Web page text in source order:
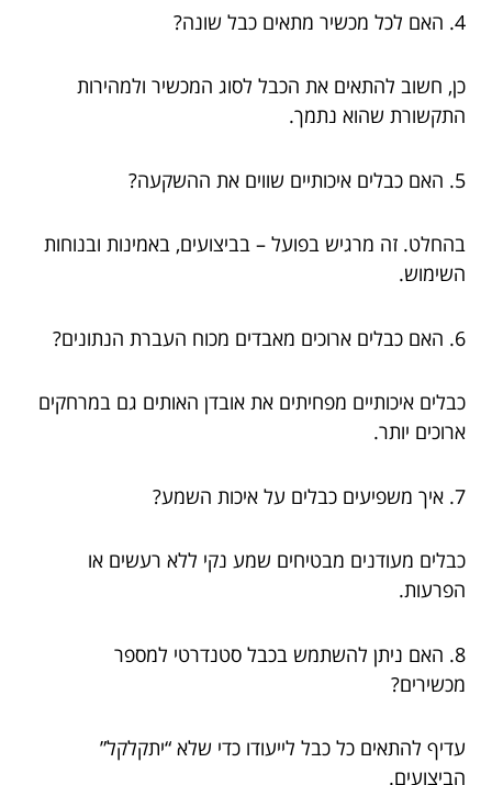
4. האם לכל מכשיר מתאים כבל שונה?
כן, חשוב להתאים את הכבל לסוג המכשיר ולמהירות
התקשורת שהוא נתמך.
5. האם כבלים איכותיים שווים את ההשקעה?
בהחלט. זה מרגיש בפועל – בביצועים, באמינות ובנוחות
השימוש.
6. האם כבלים ארוכים מאבדים מכוח העברת הנתונים?
כבלים איכותיים מפחיתים את אובדן האותים גם במרחקים
ארוכים יותר.
7. איך משפיעים כבלים על איכות השמע?
כבלים מעודנים מבטיחים שמע נקי ללא רעשים או
הפרעות.
8. האם ניתן להשתמש בכבל סטנדרטי למספר
מכשירים?
עדיף להתאים כל כבל לייעודו כדי שלא “יתקלקל”
הביצועים.